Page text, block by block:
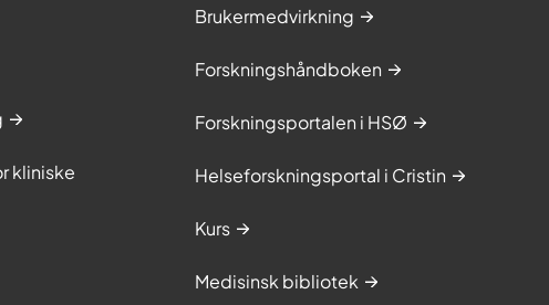
kliniske
Brukermedvirkning
Forskningshåndboken
Forskningsportalen i HSØ
Helseforskningsportal i Cristin
Kurs
Medisinsk bibliotek